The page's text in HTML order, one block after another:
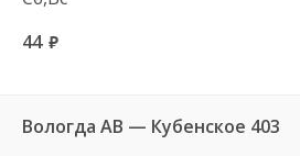
44 руб.
Вологда АВ — Кубенское 403